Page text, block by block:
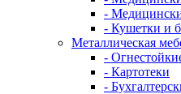
-
- Кушетки и
Металлическая
-
- Картотеки
-